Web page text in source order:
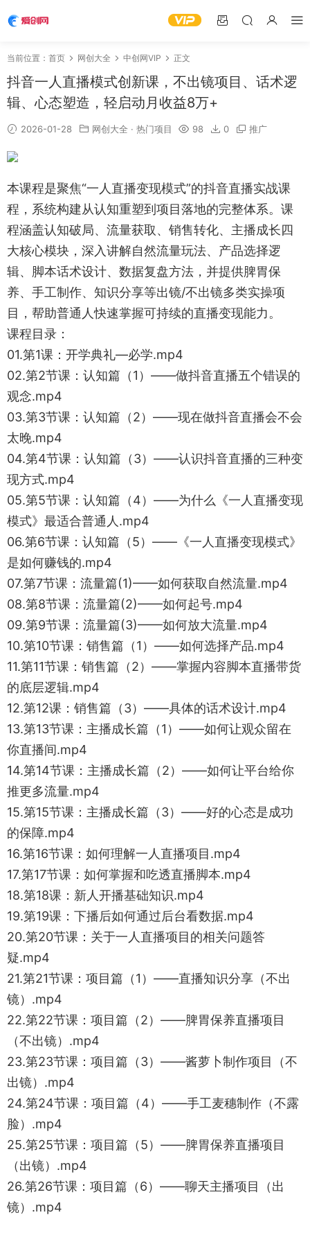
当前位置： 首页 网创大全 中创网VIP 正文
抖音一人直播模式创新课，不出镜项目、话术逻
辑、心态塑造，轻启动月收益8万+
2026-01-28 网创大全 · 热门项目 98 0 推广
本课程是聚焦“一人直播变现模式”的抖音直播实战课
程，系统构建从认知重塑到项目落地的完整体系。课
程涵盖认知破局、流量获取、销售转化、主播成长四
大核心模块，深入讲解自然流量玩法、产品选择逻
辑、脚本话术设计、数据复盘方法，并提供脾胃保
养、手工制作、知识分享等出镜/不出镜多类实操项
目，帮助普通人快速掌握可持续的直播变现能力。
课程目录：
01.第1课：开学典礼—必学.mp4
02.第2节课：认知篇（1）——做抖音直播五个错误的
观念.mp4
03.第3节课：认知篇（2）——现在做抖音直播会不会
太晚.mp4
04.第4节课：认知篇（3）——认识抖音直播的三种变
现方式.mp4
05.第5节课：认知篇（4）——为什么《一人直播变现
模式》最适合普通人.mp4
06.第6节课：认知篇（5）——《一人直播变现模式》
是如何赚钱的.mp4
07.第7节课：流量篇(1)——如何获取自然流量.mp4
08.第8节课：流量篇(2)——如何起号.mp4
09.第9节课：流量篇(3)——如何放大流量.mp4
10.第10节课：销售篇（1）——如何选择产品.mp4
11.第11节课：销售篇（2）——掌握内容脚本直播带货
的底层逻辑.mp4
12.第12课：销售篇（3）——具体的话术设计.mp4
13.第13节课：主播成长篇（1）——如何让观众留在
你直播间.mp4
14.第14节课：主播成长篇（2）——如何让平台给你
推更多流量.mp4
15.第15节课：主播成长篇（3）——好的心态是成功
的保障.mp4
16.第16节课：如何理解一人直播项目.mp4
17.第17节课：如何掌握和吃透直播脚本.mp4
18.第18课：新人开播基础知识.mp4
19.第19课：下播后如何通过后台看数据.mp4
20.第20节课：关于一人直播项目的相关问题答
疑.mp4
21.第21节课：项目篇（1）——直播知识分享（不出
镜）.mp4
22.第22节课：项目篇（2）——脾胃保养直播项目
（不出镜）.mp4
23.第23节课：项目篇（3）——酱萝卜制作项目（不
出镜）.mp4
24.第24节课：项目篇（4）——手工麦穗制作（不露
脸）.mp4
25.第25节课：项目篇（5）——脾胃保养直播项目
（出镜）.mp4
26.第26节课：项目篇（6）——聊天主播项目（出
镜）.mp4